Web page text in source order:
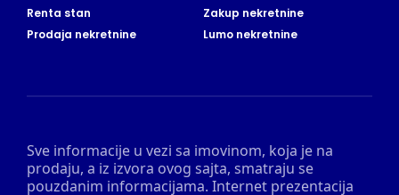
Sve informacije u vezi sa imovinom, koja je na
prodaju, a iz izvora ovog sajta, smatraju se
pouzdanim informacijama. Internet prezentacija
Renta stan
Zakup nekretnine
Prodaja nekretnine
Lumo nekretnine